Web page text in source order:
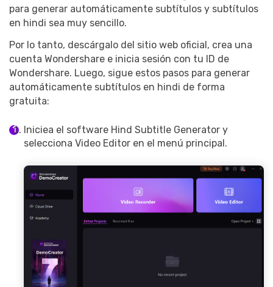
para generar automáticamente subtítulos y subtítulos
en hindi sea muy sencillo.
Por lo tanto, descárgalo del sitio web oficial, crea una
cuenta Wondershare e inicia sesión con tu ID de
Wondershare. Luego, sigue estos pasos para generar
automáticamente subtítulos en hindi de forma
gratuita:
Iniciea el software Hind Subtitle Generator y
selecciona Video Editor en el menú principal.